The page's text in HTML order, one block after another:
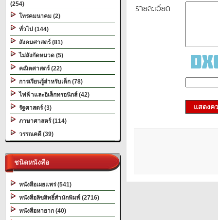
(254)
โทรคมนาคม (2)
ทั่วไป (144)
สังคมศาสตร์ (81)
ไม่สังกัดหมวด (5)
คณิตศาสตร์ (22)
การเรียนรู้สำหรับเด็ก (78)
ไฟฟ้าและอิเล็กทรอนิกส์ (42)
รัฐศาสตร์ (3)
ภาษาศาสตร์ (114)
วรรณคดี (39)
ชนิดหนังสือ
หนังสือเผยแพร่ (541)
หนังสือลิขสิทธิ์สำนักพิมพ์ (2716)
หนังสือหายาก (40)
รายละเอียด
แสดงค